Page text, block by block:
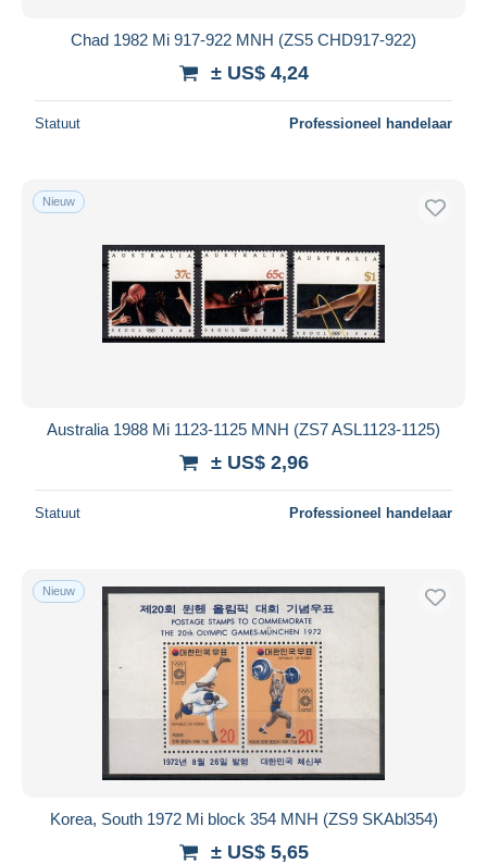
Chad 1982 Mi 917-922 MNH (ZS5 CHD917-922)
± US$ 4,24
Statuut Professioneel handelaar
Nieuw
Australia 1988 Mi 1123-1125 MNH (ZS7 ASL1123-1125)
± US$ 2,96
Statuut Professioneel handelaar
Nieuw
Korea, South 1972 Mi block 354 MNH (ZS9 SKAbl354)
± US$ 5,65